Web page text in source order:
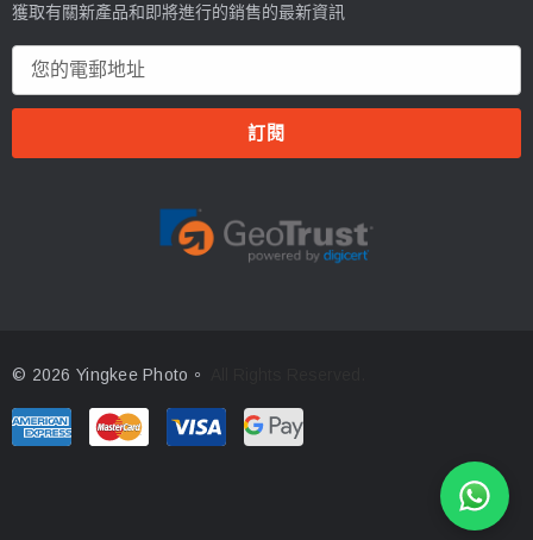
獲取有關新產品和即將進行的銷售的最新資訊
郵
© 2026 Yingkee Photo。